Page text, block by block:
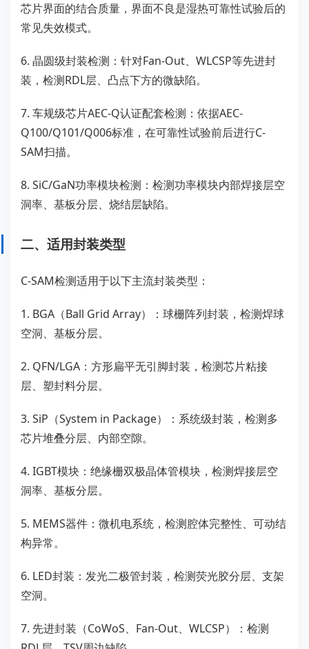
芯片界面的结合质量，界面不良是湿热可靠性试验后的
常见失效模式。
6. 晶圆级封装检测：针对Fan-Out、WLCSP等先进封
装，检测RDL层、凸点下方的微缺陷。
7. 车规级芯片AEC-Q认证配套检测：依据AEC-
Q100/Q101/Q006标准，在可靠性试验前后进行C-
SAM扫描。
8. SiC/GaN功率模块检测：检测功率模块内部焊接层空
洞率、基板分层、烧结层缺陷。
二、适用封装类型
C-SAM检测适用于以下主流封装类型：
1. BGA（Ball Grid Array）：球栅阵列封装，检测焊球
空洞、基板分层。
2. QFN/LGA：方形扁平无引脚封装，检测芯片粘接
层、塑封料分层。
3. SiP（System in Package）：系统级封装，检测多
芯片堆叠分层、内部空隙。
4. IGBT模块：绝缘栅双极晶体管模块，检测焊接层空
洞率、基板分层。
5. MEMS器件：微机电系统，检测腔体完整性、可动结
构异常。
6. LED封装：发光二极管封装，检测荧光胶分层、支架
空洞。
7. 先进封装（CoWoS、Fan-Out、WLCSP）：检测